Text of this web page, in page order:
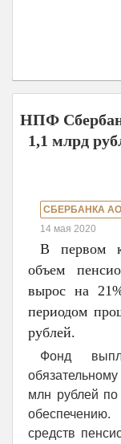
НПФ
1,1 млрд
СБЕРБАНКА
14 мая 2020
В первом
объем
вырос на
периодом
рублей.
Фонд
млн рублей по
средств